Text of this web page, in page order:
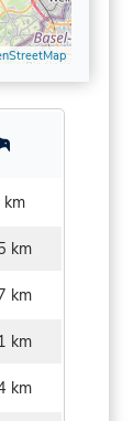
km
km
km
km